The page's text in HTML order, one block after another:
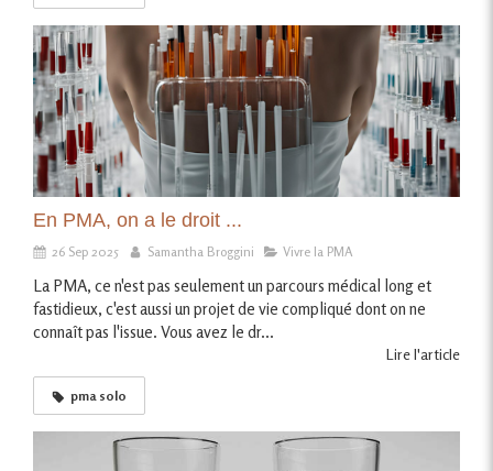
En PMA, on a le droit ...
26 Sep 2025 Samantha Broggini Vivre la PMA
La PMA, ce n'est pas seulement un parcours médical long et
fastidieux, c'est aussi un projet de vie compliqué dont on ne
connaît pas l'issue. Vous avez le dr...
Lire l'article
pma solo